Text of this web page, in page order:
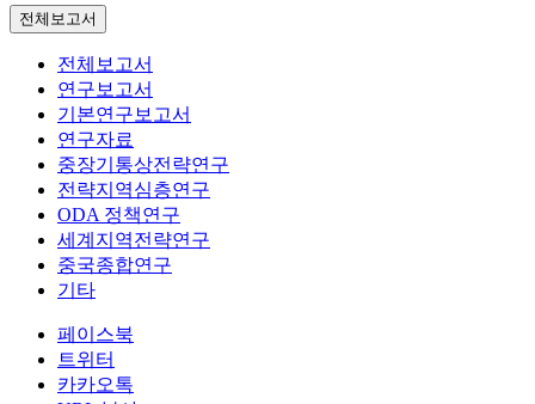
전체보고서
전체보고서
연구보고서
기본연구보고서
연구자료
중장기통상전략연구
전략지역심층연구
ODA 정책연구
세계지역전략연구
중국종합연구
기타
페이스북
트위터
카카오톡